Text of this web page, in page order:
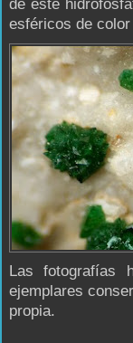
de este
esféricos de
Las fotografías
ejemplares
propia.